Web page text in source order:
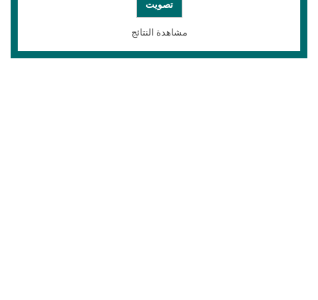
مشاهدة النتائج